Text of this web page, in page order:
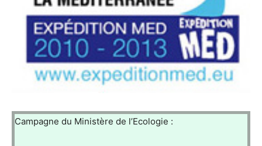
Campagne du Ministère de l’Ecologie :